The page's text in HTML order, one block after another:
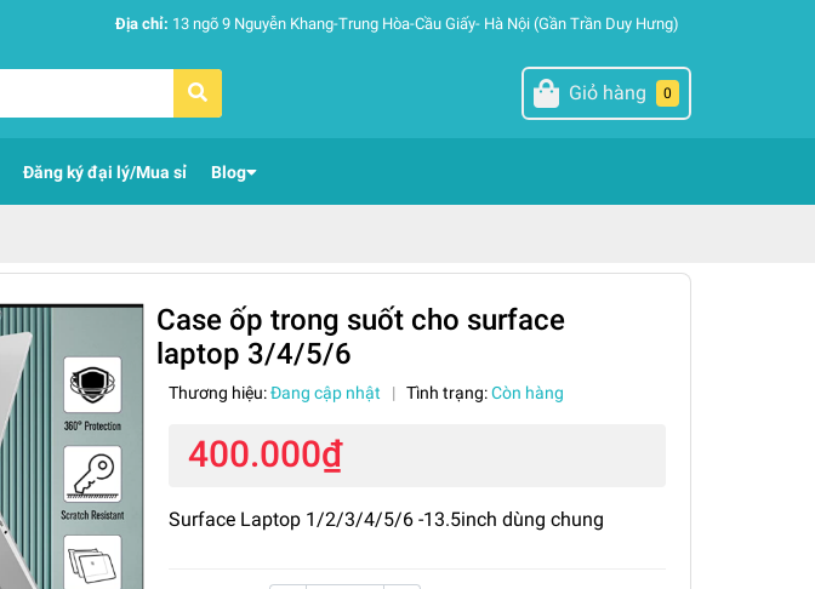
Địa chỉ: 13 ngõ 9 Nguyễn Khang-Trung Hòa-Cầu Giấy- Hà Nội (Gần Trần Duy Hưng)
Giỏ hàng 0
Đăng ký đại lý/Mua sỉ Blog
Case ốp trong suốt cho surface
laptop 3/4/5/6
Thương hiệu:Đang cập nhật | Tình trạng:Còn hàng
400.000₫
Surface Laptop 1/2/3/4/5/6 -13.5inch dùng chung